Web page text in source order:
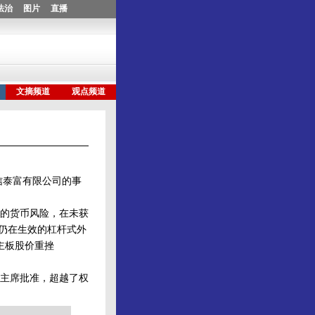
富有限公司的事
货币风险，在未获
在生效的杠杆式外
板股价重挫
席批准，超越了权